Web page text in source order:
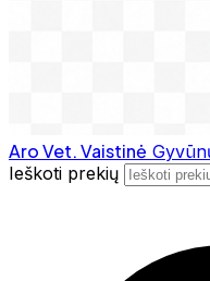
Aro Vet. Vaistinė
Ieškoti prekių